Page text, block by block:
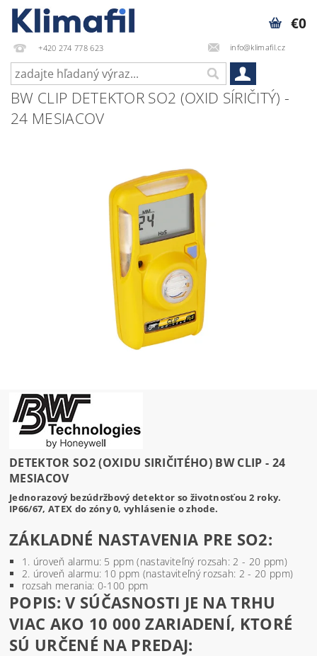
+420 274 778 623 info@klimafil.cz
€0
BW CLIP DETEKTOR SO2 (OXID SÍRIČITÝ) -
24 MESIACOV
DETEKTOR SO2 (OXIDU SIRIČITÉHO) BW CLIP - 24
MESIACOV
Jednorazový bezúdržbový detektor so životnosťou 2 roky.
IP66/67, ATEX do zóny 0, vyhlásenie o zhode.
ZÁKLADNÉ NASTAVENIA PRE SO2:
1. úroveň alarmu: 5 ppm (nastaviteľný rozsah: 2 - 20 ppm)
2. úroveň alarmu: 10 ppm (nastaviteľný rozsah: 2 - 20 ppm)
rozsah merania: 0-100 ppm
POPIS: V SÚČASNOSTI JE NA TRHU
VIAC AKO 10 000 ZARIADENÍ, KTORÉ
SÚ URČENÉ NA PREDAJ: